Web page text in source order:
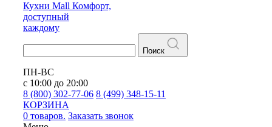
Кухни Mall Комфорт,
доступный
каждому
Поиск
ПН-ВС
с 10:00 до 20:00
8 (800) 302-77-06 8 (499) 348-15-11
КОРЗИНА
0 товаров. Заказать звонок